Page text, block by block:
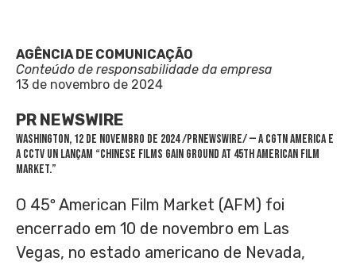
AGÊNCIA DE COMUNICAÇÃO
Conteúdo de responsabilidade da empresa
13 de novembro de 2024
PR NEWSWIRE
WASHINGTON, 12 de novembro de 2024/PRNewswire/ — A CGTN America e
a CCTV UN lançam “Chinese Films Gain Ground at 45th American Film
Market.”
O 45º American Film Market (AFM) foi
encerrado em 10 de novembro em Las
Vegas, no estado americano de Nevada,